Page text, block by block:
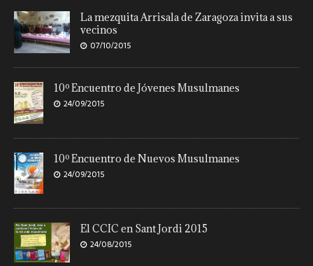
La mezquita Arrisala de Zaragoza invita a sus
vecinos
07/10/2015
10º Encuentro de Jóvenes Musulmanes
24/09/2015
10º Encuentro de Nuevos Musulmanes
24/09/2015
El CCIC en Sant Jordi 2015
24/08/2015